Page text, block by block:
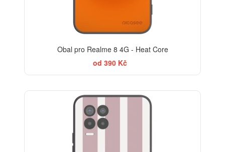
Obal pro Realme 8 4G - Heat Core
od 390 Kč